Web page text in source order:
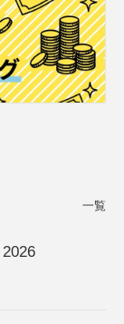
一覧